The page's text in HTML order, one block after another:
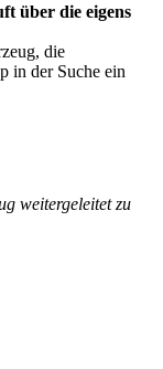
über die eigens
die
in der Suche ein
weitergeleitet zu